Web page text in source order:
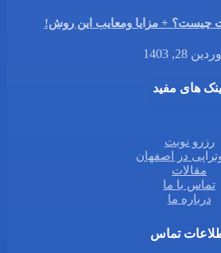
چیست؟ + مزایا ومعایب این روش!
28, 1403
های مفید
رزرو نوبت
در اصفهان
مقالات
تماس با ما
درباره ما
تماس